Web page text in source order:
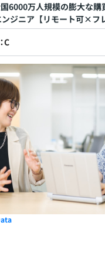
6000万人規模の膨大な購
ジニア【リモート可×フ
C